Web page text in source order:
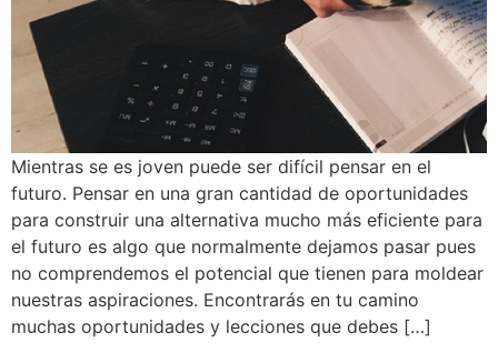
Mientras se es joven puede ser difícil pensar en el
futuro. Pensar en una gran cantidad de oportunidades
para construir una alternativa mucho más eficiente para
el futuro es algo que normalmente dejamos pasar pues
no comprendemos el potencial que tienen para moldear
nuestras aspiraciones. Encontrarás en tu camino
muchas oportunidades y lecciones que debes […]